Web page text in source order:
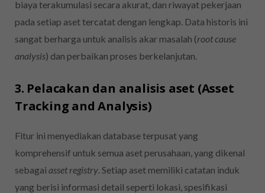
biaya terakumulasi secara akurat, dan riwayat pekerjaan
pada setiap aset tercatat dengan lengkap. Data historis ini
sangat berharga untuk analisis akar masalah (root cause
analysis) dan perbaikan proses berkelanjutan.
3. Pelacakan dan analisis aset (Asset
Tracking and Analysis)
Fitur ini menyediakan database terpusat yang
komprehensif untuk semua aset perusahaan, yang dikenal
sebagai asset registry. Setiap aset memiliki catatan induk
yang berisi informasi detail seperti lokasi, spesifikasi